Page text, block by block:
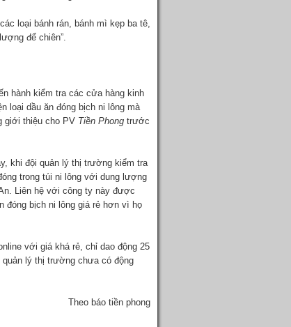
loại bánh rán, bánh mì kẹp ba tê,
để chiên”.
hành kiểm tra các cửa hàng kinh
loại dầu ăn đóng bịch ni lông mà
giới thiệu cho PV Tiền Phong trước
khi đội quản lý thị trường kiểm tra
trong túi ni lông với dung lượng
Liên hệ với công ty này được
đóng bịch ni lông giá rẻ hơn vì họ
với giá khá rẻ, chỉ dao động 25
lý thị trường chưa có động
Theo báo tiền phong